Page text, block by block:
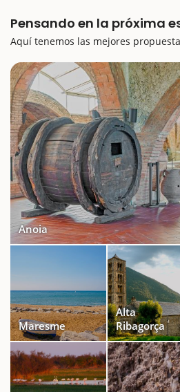
Pensando en la próxima
Aquí tenemos las mejores
Anoia
Maresme
Alta
Ribagorça